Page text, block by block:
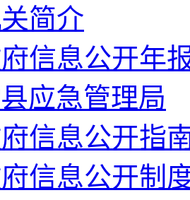
简介
信息公开年
应急管理局
信息公开指
信息公开制